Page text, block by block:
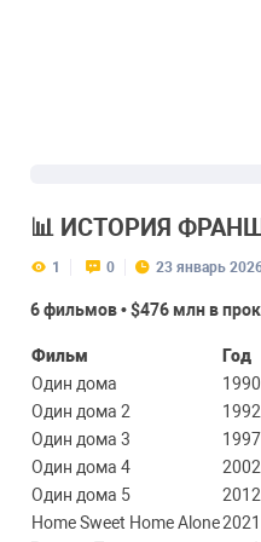
📊 ИСТОРИЯ
1 0 23 январь
6 фильмов • $476 млн в
Фильм Год
Один дома
1990
Один дома 2
1992
Один дома 3
1997
Один дома 4
2002
Один дома 5
2012
Home Sweet Home Alone2021